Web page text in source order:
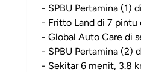
- SPBU Pertamina (1)
- Fritto Land di 7 pintu
- Global Auto Care di
- SPBU Pertamina (2)
- Sekitar 6 menit, 3.8